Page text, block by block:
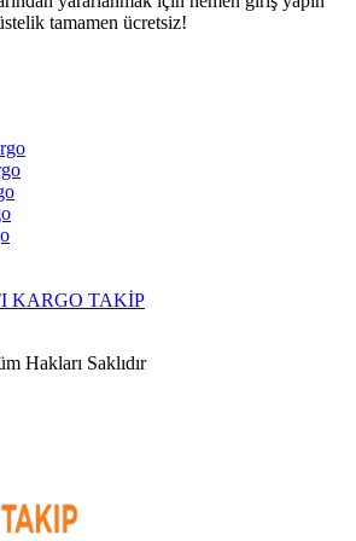
tamamen ücretsiz!
KARGO TAKİP
Hakları Saklıdır